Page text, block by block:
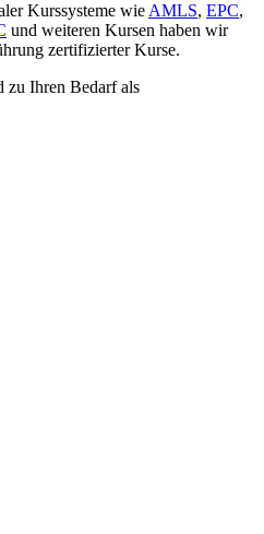
Kurssysteme wie AMLS, EPC,
und weiteren Kursen haben wir
zertifizierter Kurse.
zu Ihren Bedarf als